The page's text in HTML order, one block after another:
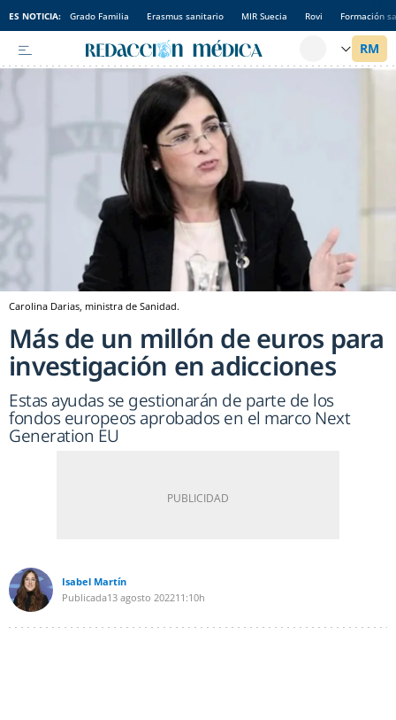
ES NOTICIA: Grado Familia Erasmus sanitario MIR Suecia Rovi Formación
Carolina Darias, ministra de Sanidad.
Más de un millón de euros para
investigación en adicciones
Estas ayudas se gestionarán de parte de los
fondos europeos aprobados en el marco Next
Generation EU
Isabel Martín
Publicada13 agosto 202211:10h